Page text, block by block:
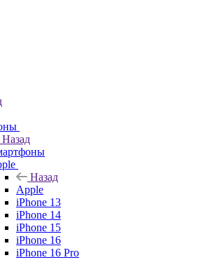
Назад
Назад
Apple
iPhone 13
iPhone 14
iPhone 15
iPhone 16
iPhone 16 Pro